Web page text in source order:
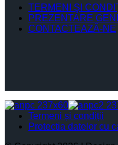
TERMENI ŞI
PREZENTARE
CONTACTEAZĂ-NE
Termeni și condiții
Protectia datelor cu